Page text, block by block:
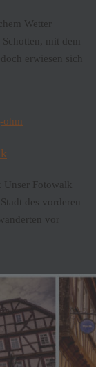
Wetter
mit dem
erwiesen sich
Unser Fotowalk
des vorderen
vor